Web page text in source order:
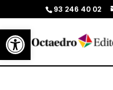
Abrir barra de herramientas
93 246 40 02